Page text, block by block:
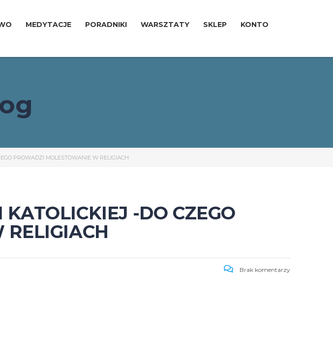
MEDYTACJE PORADNIKI WARSZTATY SKLEP KONTO
PROWADZI MOLESTOWANIE W RELIGIACH
-DO CZEGO
Brak komentarzy